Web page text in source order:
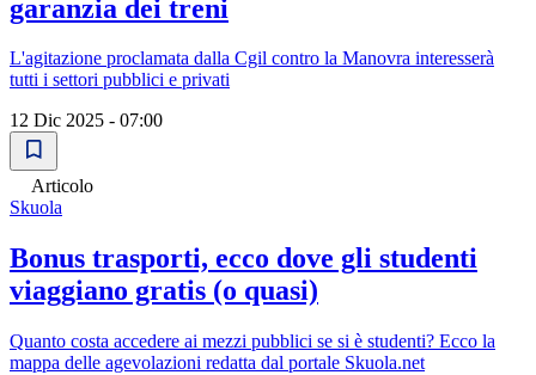
garanzia dei treni
L'agitazione proclamata dalla Cgil contro la Manovra interesserà
tutti i settori pubblici e privati
12 Dic 2025 - 07:00
Articolo
Skuola
Bonus trasporti, ecco dove gli studenti
viaggiano gratis (o quasi)
Quanto costa accedere ai mezzi pubblici se si è studenti? Ecco la
mappa delle agevolazioni redatta dal portale Skuola.net